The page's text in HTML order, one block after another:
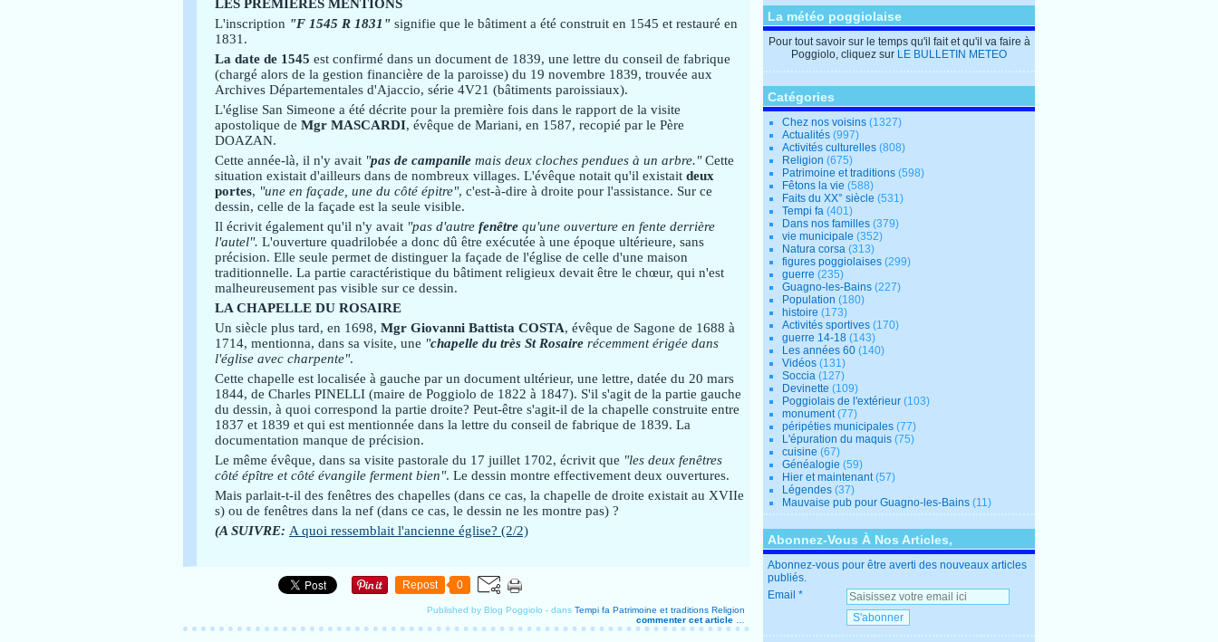
LES PREMIÈRES MENTIONS
L'inscription "F 1545 R 1831" signifie que le bâtiment a été construit en 1545 et restauré en
1831.
La date de 1545 est confirmé dans un document de 1839, une lettre du conseil de fabrique
(chargé alors de la gestion financière de la paroisse) du 19 novembre 1839, trouvée aux
Archives Départementales d'Ajaccio, série 4V21 (bâtiments paroissiaux).
L'église San Simeone a été décrite pour la première fois dans le rapport de la visite
apostolique de Mgr MASCARDI, évêque de Mariani, en 1587, recopié par le Père
DOAZAN.
Cette année-là, il n'y avait "pas de campanile mais deux cloches pendues à un arbre."Cette
situation existait d'ailleurs dans de nombreux villages. L'évêque notait qu'il existait deux
portes, "une en façade, une du côté épitre", c'est-à-dire à droite pour l'assistance. Sur ce
dessin, celle de la façade est la seule visible.
Il écrivit également qu'il n'y avait "pas d'autre fenêtre qu'une ouverture en fente derrière
l'autel". L'ouverture quadrilobée a donc dû être exécutée à une époque ultérieure, sans
précision. Elle seule permet de distinguer la façade de l'église de celle d'une maison
traditionnelle. La partie caractéristique du bâtiment religieux devait être le chœur, qui n'est
malheureusement pas visible sur ce dessin.
LA CHAPELLE DU ROSAIRE
Un siècle plus tard, en 1698, Mgr Giovanni Battista COSTA, évêque de Sagone de 1688 à
1714, mentionna, dans sa visite, une "chapelle du très St Rosaire récemment érigée dans
l'église avec charpente".
Cette chapelle est localisée à gauche par un document ultérieur, une lettre, datée du 20 mars
1844, de Charles PINELLI (maire de Poggiolo de 1822 à 1847). S'il s'agit de la partie gauche
du dessin, à quoi correspond la partie droite? Peut-être s'agit-il de la chapelle construite entre
1837 et 1839 et qui est mentionnée dans la lettre du conseil de fabrique de 1839. La
documentation manque de précision.
Le même évêque, dans sa visite pastorale du 17 juillet 1702, écrivit que "les deux fenêtres
côté épître et côté évangile ferment bien". Le dessin montre effectivement deux ouvertures.
Mais parlait-t-il des fenêtres des chapelles (dans ce cas, la chapelle de droite existait au XVIIe
s) ou de fenêtres dans la nef (dans ce cas, le dessin ne les montre pas) ?
(A SUIVRE: A quoi ressemblait l'ancienne église? (2/2)
Repost 0
Published by Blog Poggiolo - dans Tempi fa Patrimoine et traditions Religion
commenter cet article
La météo poggiolaise
Pour tout savoir sur le temps qu'il fait et qu'il va faire à
Poggiolo, cliquez sur LE BULLETIN METEO
Catégories
Chez nos voisins (1327)
Actualités (997)
Activités culturelles (808)
Religion (675)
Patrimoine et traditions (598)
Fêtons la vie (588)
Faits du XX° siècle (531)
Tempi fa (401)
Dans nos familles (379)
vie municipale (352)
Natura corsa (313)
figures poggiolaises (299)
guerre (235)
Guagno-les-Bains (227)
Population (180)
histoire (173)
Activités sportives (170)
guerre 14-18 (143)
Les années 60 (140)
Vidéos (131)
Soccia (127)
Devinette (109)
Poggiolais de l'extérieur (103)
monument(77)
péripéties municipales (77)
L'épuration du maquis (75)
cuisine (67)
Généalogie (59)
Hier et maintenant(57)
Légendes (37)
Mauvaise pub pour Guagno-les-Bains (11)
Abonnez-Vous À Nos Articles,
Abonnez-vous pour être averti des nouveaux articles
publiés.
Email